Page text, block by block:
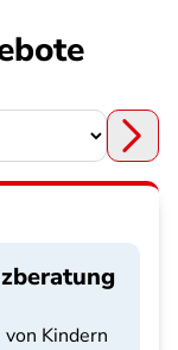
Kindern